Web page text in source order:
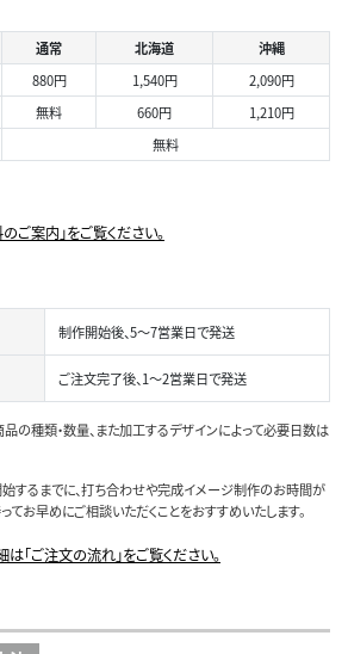
通常 北海道
沖縄
880円 1,540円
2,090円
無料 660円
1,210円
無料
ご案内」をご覧ください。
制作開始後、5～7営業日で発送
ご注文完了後、1～2営業日で発送
の種類・数量、また加工するデザインによって必要日数は
するまでに、打ち合わせや完成イメージ制作のお時間が
てお早めにご相談いただくことをおすすめいたします。
「ご注文の流れ」をご覧ください。